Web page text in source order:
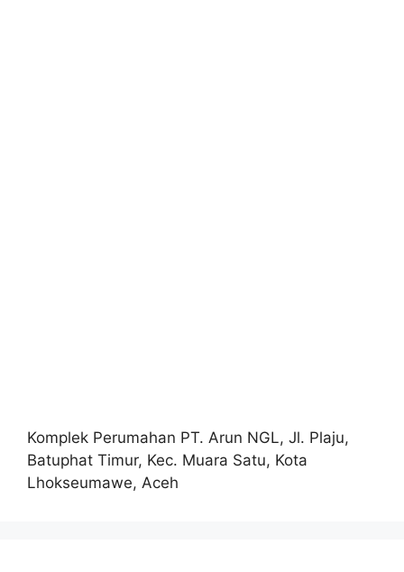
Komplek Perumahan PT. Arun NGL, Jl. Plaju,
Batuphat Timur, Kec. Muara Satu, Kota
Lhokseumawe, Aceh